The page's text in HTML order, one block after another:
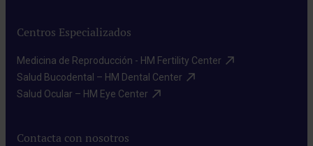
Centros Especializados
Medicina de Reproducción - HM Fertility Center​
Salud Bucodental – HM Dental Center​
Salud Ocular – HM Eye Center​
Contacta con nosotros